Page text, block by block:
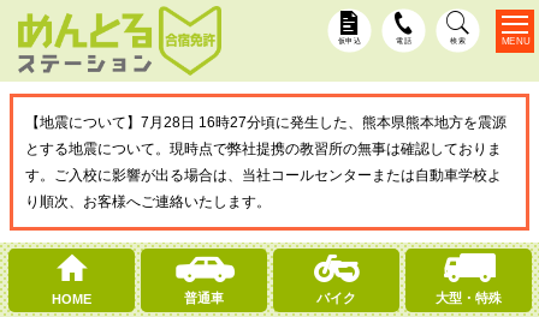
仮申込 電話 検索
【地震について】7月28日 16時27分頃に発生した、熊本県熊本地方を震源
とする地震について。現時点で弊社提携の教習所の無事は確認しておりま
す。ご入校に影響が出る場合は、当社コールセンターまたは自動車学校よ
り順次、お客様へご連絡いたします。
HOME 普通車 バイク 大型・特殊
MENU